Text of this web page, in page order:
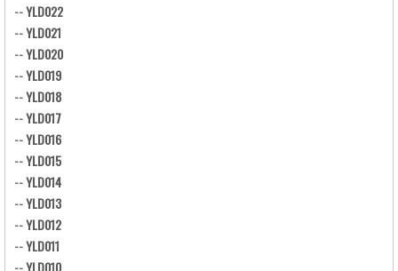
--YLD022
--YLD021
--YLD020
--YLD019
--YLD018
--YLD017
--YLD016
--YLD015
--YLD014
--YLD013
--YLD012
--YLD011
--YLD010